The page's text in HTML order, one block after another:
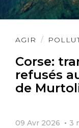
AGIR
Corse:
refusés
de
09 Avr 2026 3
Lire